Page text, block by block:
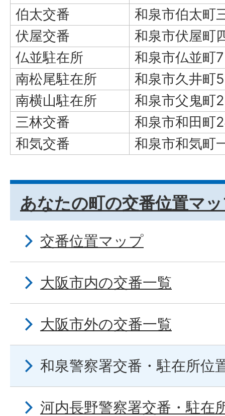
伯太交番
和泉市伯太町
伏屋交番
和泉市伏屋町
仏並駐在所
和泉市仏並町
南松尾駐在所
和泉市久井町
南横山駐在所
和泉市父鬼町
三林交番
和泉市和田町
和気交番
和泉市和気町
あなたの町の交番位置マ
交番位置マップ
大阪市内の交番一覧
大阪市外の交番一覧
和泉警察署交番・駐在所位
河内長野警察署交番・駐在